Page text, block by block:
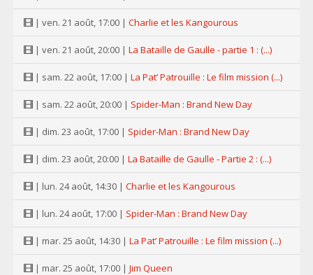
| ven. 21 août, 17:00 | Charlie et les Kangourous
| ven. 21 août, 20:00 | La Bataille de Gaulle - partie 1 : (...)
| sam. 22 août, 17:00 | La Pat’ Patrouille : Le film mission (...)
| sam. 22 août, 20:00 | Spider-Man : Brand New Day
| dim. 23 août, 17:00 | Spider-Man : Brand New Day
| dim. 23 août, 20:00 | La Bataille de Gaulle - Partie 2 : (...)
| lun. 24 août, 14:30 | Charlie et les Kangourous
| lun. 24 août, 17:00 | Spider-Man : Brand New Day
| mar. 25 août, 14:30 | La Pat’ Patrouille : Le film mission (...)
| mar. 25 août, 17:00 | Jim Queen